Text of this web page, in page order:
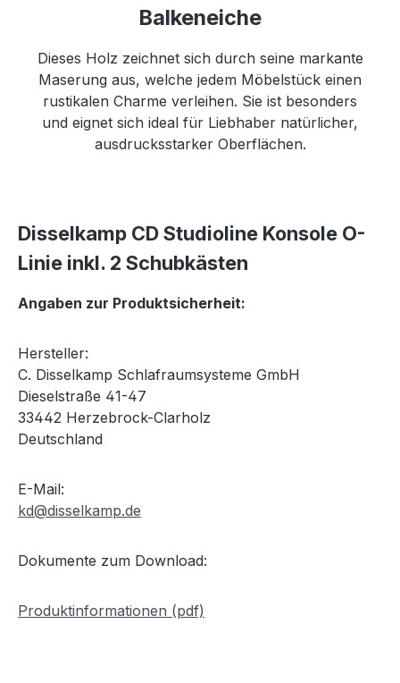
Balkeneiche
Dieses Holz zeichnet sich durch seine markante
Maserung aus, welche jedem Möbelstück einen
rustikalen Charme verleihen. Sie ist besonders
und eignet sich ideal für Liebhaber natürlicher,
ausdrucksstarker Oberflächen.
Disselkamp CD Studioline Konsole O-
Linie inkl. 2 Schubkästen
Angaben zur Produktsicherheit:
Hersteller:
C. Disselkamp Schlafraumsysteme GmbH
Dieselstraße 41-47
33442 Herzebrock-Clarholz
Deutschland
E-Mail:
kd@disselkamp.de
Dokumente zum Download:
Produktinformationen (pdf)